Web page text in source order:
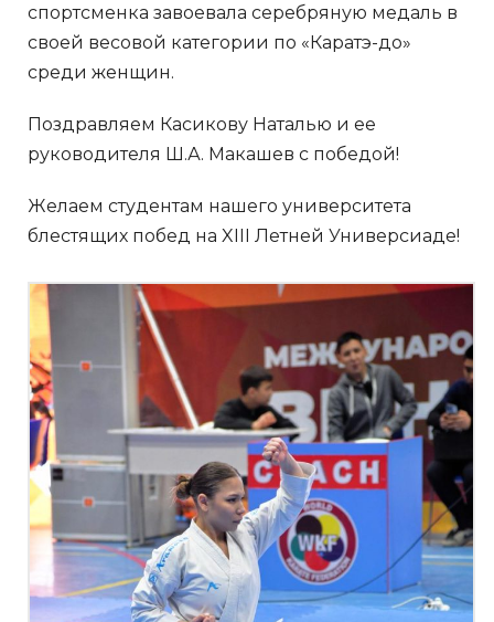
спортсменка завоевала серебряную медаль в
своей весовой категории по «Каратэ-до»
среди женщин.
Поздравляем Касикову Наталью и ее
руководителя Ш.А. Макашев с победой!
Желаем студентам нашего университета
блестящих побед на XIII Летней Универсиаде!